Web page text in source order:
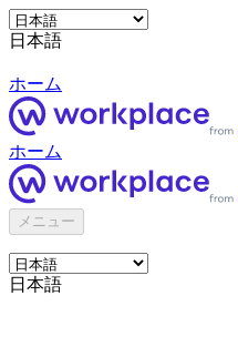
日本語
ホーム
ホーム
メニュー
日本語